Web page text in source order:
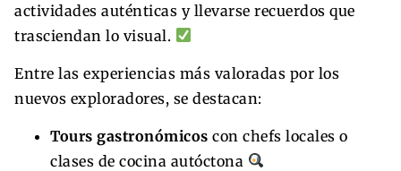
actividades auténticas y llevarse recuerdos que
trasciendan lo visual.
Entre las experiencias más valoradas por los
nuevos exploradores, se destacan:
Tours gastronómicos con chefs locales o
clases de cocina autóctona